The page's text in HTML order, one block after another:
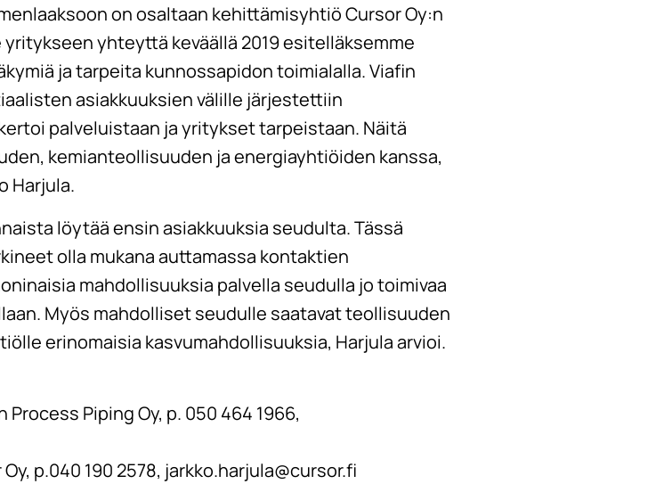
on osaltaan kehittämisyhtiö Cursor Oy:n
yhteyttä keväällä 2019 esitelläksemme
ja tarpeita kunnossapidon toimialalla. Viafin
asiakkuuksien välille järjestettiin
palveluistaan ja yritykset tarpeistaan. Näitä
kemianteollisuuden ja energiayhtiöiden kanssa,
Harjula.
löytää ensin asiakkuuksia seudulta. Tässä
olla mukana auttamassa kontaktien
mahdollisuuksia palvella seudulla jo toimivaa
Myös mahdolliset seudulle saatavat teollisuuden
erinomaisia kasvumahdollisuuksia, Harjula arvioi.
Piping Oy, p. 050 464 1966,
p.040 190 2578, jarkko.harjula@cursor.fi